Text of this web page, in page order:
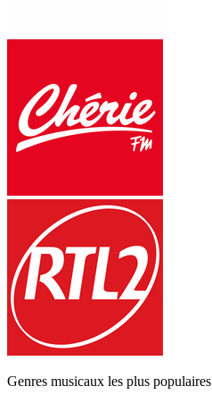
Genres musicaux les plus populaires